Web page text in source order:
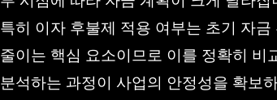
특히 이자 후불제 적용 여부는 초기 자금
줄이는 핵심 요소이므로 이를 정확히 비
분석하는 과정이 사업의 안정성을 확보